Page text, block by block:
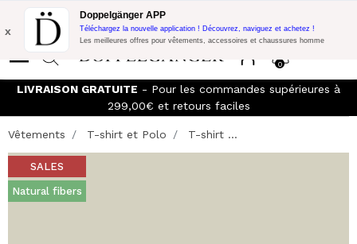
Promo Flash: 10% de réduction supplémentaire sur 300€ d'achat
avec le code:
0
x
Doppelgänger APP
Téléchargez la nouvelle application ! Découvrez, naviguez et achetez !
Les meilleures offres pour vêtements, accessoires et chaussures homme
LIVRAISON GRATUITE - Pour les commandes supérieures à
299,00€ et retours faciles
Vêtements T-shirt et Polo T-shirt ...
SALES
Natural fibers